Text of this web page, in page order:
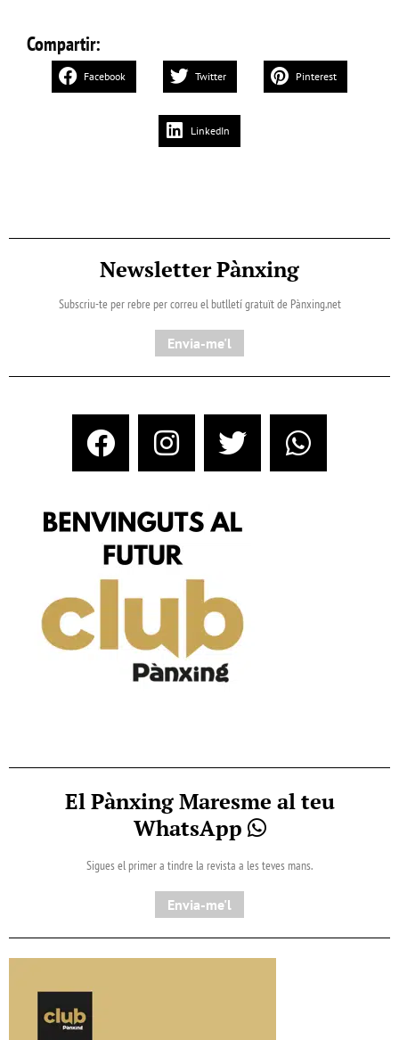
Compartir:
Facebook Twitter Pinterest
LinkedIn
Newsletter Pànxing
Subscriu-te per rebre per correu el butlletí gratuït de Pànxing.net​
Envia-me'l
El Pànxing Maresme al teu
WhatsApp
Sigues el primer a tindre la revista a les teves mans.
Envia-me'l